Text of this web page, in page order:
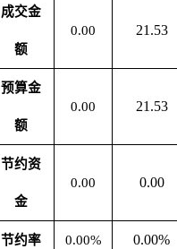
成交金
额
0.00 21.53
预算金
额
0.00 21.53
节约资
金
0.00 0.00
节约率 0.00% 0.00%